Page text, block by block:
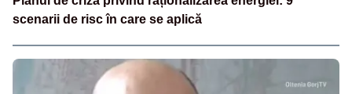
scenarii de risc în care se aplică